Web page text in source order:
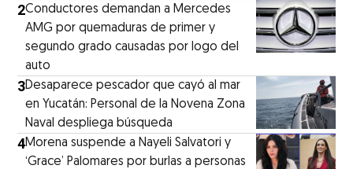
2Conductores demandan a Mercedes
AMG por quemaduras de primer y
segundo grado causadas por logo del
auto
3Desaparece pescador que cayó al mar
en Yucatán: Personal de la Novena Zona
Naval despliega búsqueda
4Morena suspende a Nayeli Salvatori y
‘Grace’ Palomares por burlas a personas